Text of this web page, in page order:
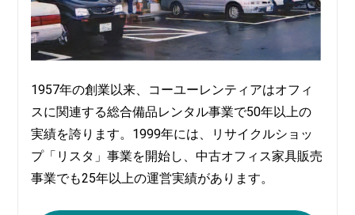
1957年の創業以来、コーユーレンティアはオフィ
スに関連する総合備品レンタル事業で50年以上の
実績を誇ります。1999年には、リサイクルショッ
プ「リスタ」事業を開始し、中古オフィス家具販売
事業でも25年以上の運営実績があります。